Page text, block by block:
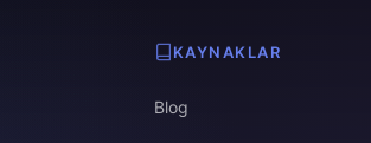
KAYNAKLAR
Blog